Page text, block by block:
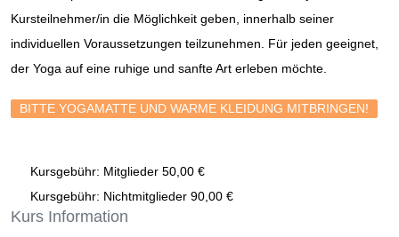
Kursteilnehmer/in die Möglichkeit geben, innerhalb seiner
individuellen Voraussetzungen teilzunehmen. Für jeden geeignet,
der Yoga auf eine ruhige und sanfte Art erleben möchte.
BITTE YOGAMATTE UND WARME KLEIDUNG MITBRINGEN!
Kursgebühr: Mitglieder 50,00 €
Kursgebühr: Nichtmitglieder 90,00 €
Kurs Information